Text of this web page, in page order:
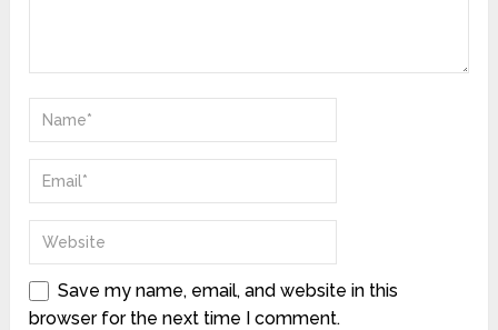
Save my name, email, and website in this
browser for the next time I comment.